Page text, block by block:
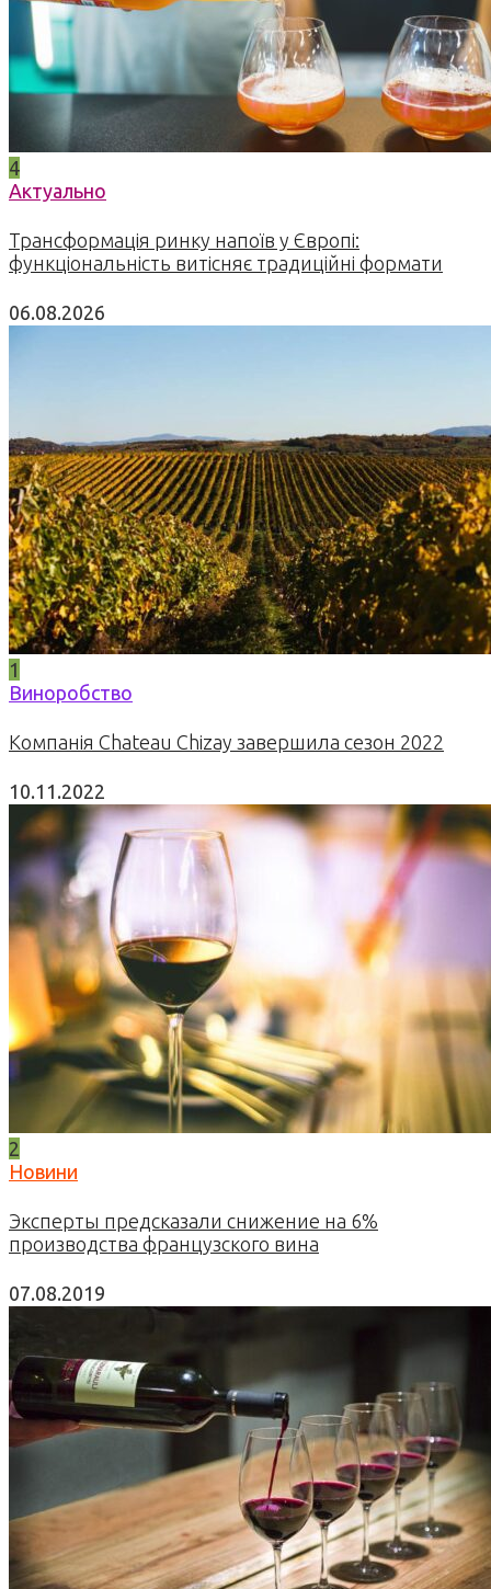
4
Актуально
Трансформація ринку напоїв у Європі:
функціональність витісняє традиційні формати
06.08.2026
1
Виноробство
Компанія Chateau Chizay завершила сезон 2022
10.11.2022
2
Новини
Эксперты предсказали снижение на 6%
производства французского вина
07.08.2019